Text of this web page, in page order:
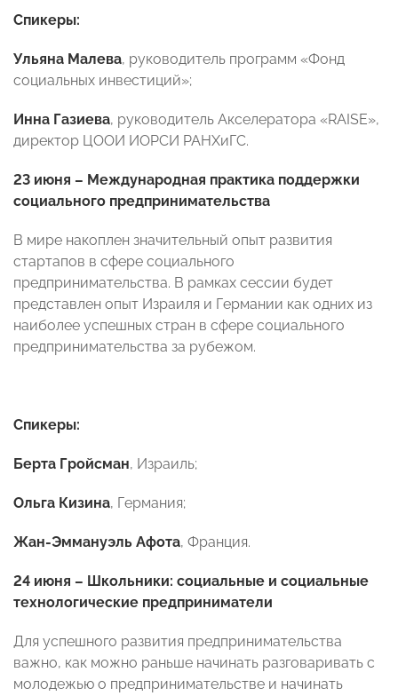
Спикеры:
Ульяна Малева, руководитель программ «Фонд
социальных инвестиций»;
Инна Газиева, руководитель Акселератора «RAISE»,
директор ЦООИ ИОРСИ РАНХиГС.
23 июня – Международная практика поддержки
социального предпринимательства
В мире накоплен значительный опыт развития
стартапов в сфере социального
предпринимательства. В рамках сессии будет
представлен опыт Израиля и Германии как одних из
наиболее успешных стран в сфере социального
предпринимательства за рубежом.
Спикеры:
Берта Гройсман, Израиль;
Ольга Кизина, Германия;
Жан-Эммануэль Афота, Франция.
24 июня – Школьники: социальные и социальные
технологические предприниматели
Для успешного развития предпринимательства
важно, как можно раньше начинать разговаривать с
молодежью о предпринимательстве и начинать